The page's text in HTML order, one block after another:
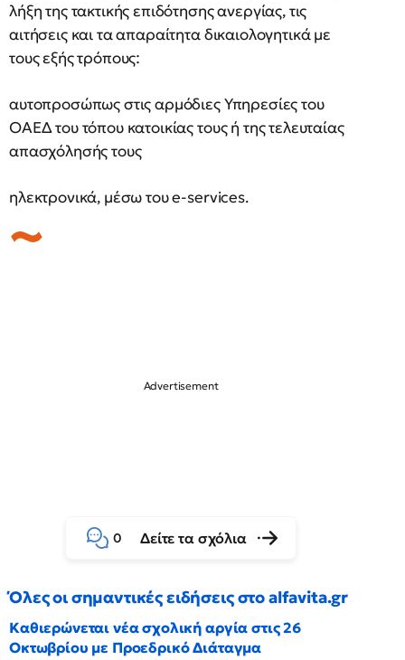
λήξη της τακτικής επιδότησης ανεργίας, τις
αιτήσεις και τα απαραίτητα δικαιολογητικά με
τους εξής τρόπους:
αυτοπροσώπως στις αρμόδιες Υπηρεσίες του
ΟΑΕΔ του τόπου κατοικίας τους ή της τελευταίας
απασχόλησής τους
ηλεκτρονικά, μέσω του e-services.
0 Δείτε τα σχόλια
Όλες οι σημαντικές ειδήσεις στο alfavita.gr
Καθιερώνεται νέα σχολική αργία στις 26
Οκτωβρίου με Προεδρικό Διάταγμα